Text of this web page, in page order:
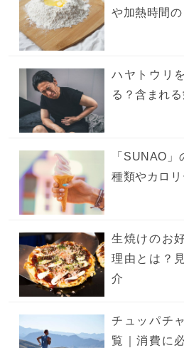
や加熱時間
ハヤトウリ
る？含まれ
「SUNAO
種類やカロ
生焼けのお
理由とは？
介
チュッパチ
覧｜消費に